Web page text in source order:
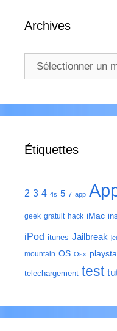
Archives
Archives
Étiquettes
2 3 4 4s 5 7 app
geek gratuit hack iMac
iPod itunes Jailbreak
mountain OS Osx
telechargement test